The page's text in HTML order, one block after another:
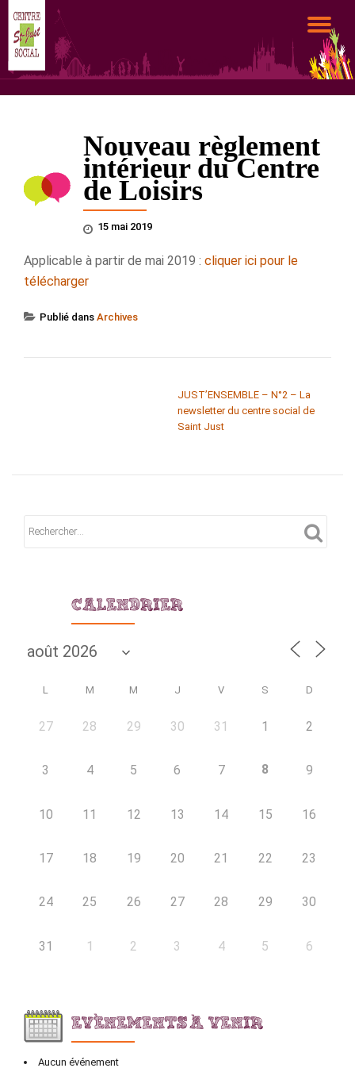
Aller
contenu
LA
Nouveau règlement
intérieur du Centre
de Loisirs
15 mai 2019
Applicable à partir de mai 2019 : cliquer ici pour le
télécharger
Publié dans Archives
JUST’ENSEMBLE – N°2 – La
newsletter du centre social de
Saint Just
CALENDRIER
L M M J V S D
27 28 29 30 31 1 2
3 4 5 6 7 8 9
10 11 12 13 14 15 16
17 18 19 20 21 22 23
24 25 26 27 28 29 30
31 1 2 3 4 5 6
EVÈNEMENTS À VENIR
Aucun événement